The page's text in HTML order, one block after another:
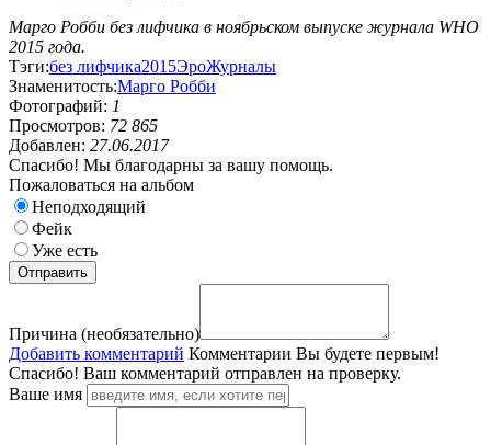
Марго Робби без лифчика в ноябрьском выпуске журнала WHO
2015 года.
Тэги:без лифчика2015ЭроЖурналы
Знаменитость:Марго Робби
Фотографий: 1
Просмотров: 72 865
Добавлен: 27.06.2017
Спасибо! Мы благодарны за вашу помощь.
Пожаловаться на альбом
Неподходящий
Фейк
Уже есть
Причина (необязательно)
Добавить комментарий Комментарии Вы будете первым!
Спасибо! Ваш комментарий отправлен на проверку.
Ваше имя